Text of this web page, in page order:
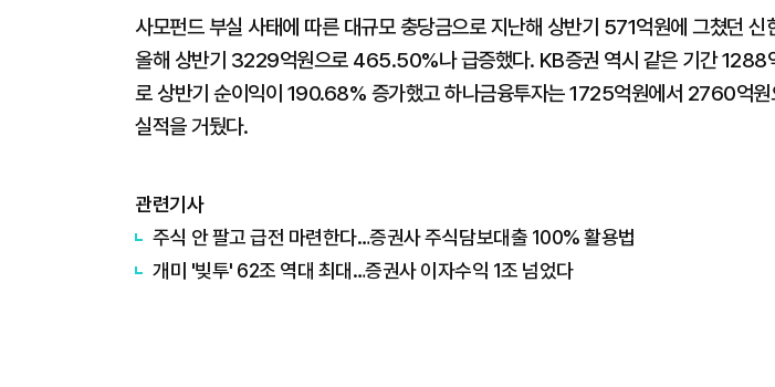
사모펀드 부실 사태에 따른 대규모 충당금으로 지난해 상반기 571억원에 그쳤던 신
올해 상반기 3229억원으로 465.50%나 급증했다. KB증권 역시 같은 기간 1288
로 상반기 순이익이 190.68% 증가했고 하나금융투자는 1725억원에서 2760억
실적을 거뒀다.
관련기사
주식 안 팔고 급전 마련한다…증권사 주식담보대출 100% 활용법
개미 '빚투' 62조 역대 최대…증권사 이자수익 1조 넘었다